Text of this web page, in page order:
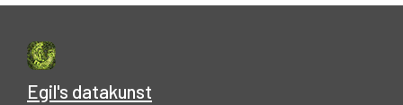
Egil's datakunst